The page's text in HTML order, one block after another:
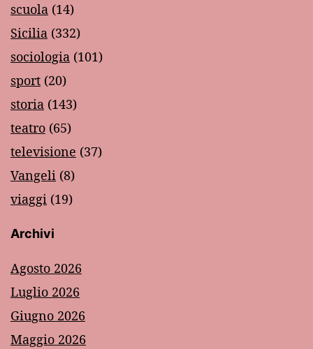
scuola (14)
Sicilia (332)
sociologia (101)
sport (20)
storia (143)
teatro (65)
televisione (37)
Vangeli (8)
viaggi (19)
Archivi
Agosto 2026
Luglio 2026
Giugno 2026
Maggio 2026